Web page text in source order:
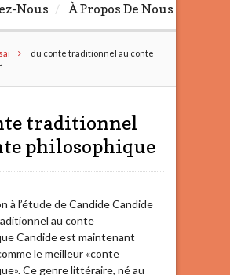
Nous
À Propos De Nous
du conte traditionnel au conte
traditionnel
philosophique
à l’étude de Candide Candide
au conte
Candide est maintenant
le meilleur «conte
Ce genre littéraire, né au